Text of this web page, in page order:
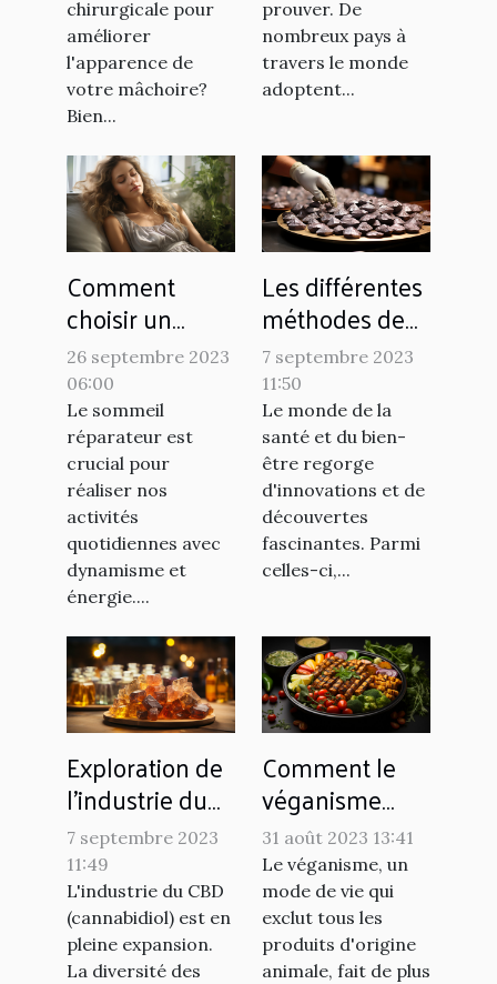
chirurgicale pour
améliorer
l'apparence de
votre mâchoire?
Bien...
contre les
maladies
chroniques
prouver. De
nombreux pays à
travers le monde
adoptent...
Comment
choisir un
matelas
hybride pour
un sommeil
réparateur
26 septembre 2023
06:00
Le sommeil
réparateur est
crucial pour
réaliser nos
activités
quotidiennes avec
dynamisme et
énergie....
Les différentes
méthodes de
production de
l'argent
colloïdal
7 septembre 2023
11:50
Le monde de la
santé et du bien-
être regorge
d'innovations et de
découvertes
fascinantes. Parmi
celles-ci,...
Exploration de
l'industrie du
CBD : un
aperçu du
marché des
résines et du
hash
7 septembre 2023
11:49
L'industrie du CBD
(cannabidiol) est en
pleine expansion.
La diversité des
Comment le
véganisme
influence le
marché de
l'alimentation
31 août 2023 13:41
Le véganisme, un
mode de vie qui
exclut tous les
produits d'origine
animale, fait de plus